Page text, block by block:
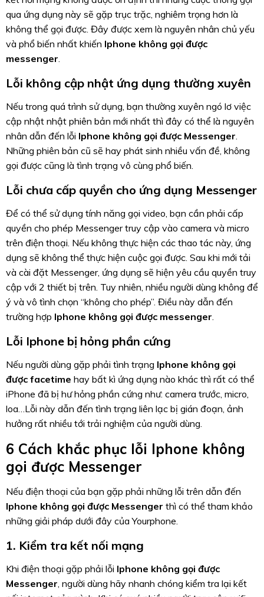
qua ứng dụng này sẽ gặp trục trặc, nghiêm trọng hơn là
không thể gọi được. Đây được xem là nguyên nhân chủ yếu
và phổ biến nhất khiến Iphone không gọi được
messenger.
Lỗi không cập nhật ứng dụng thường xuyên
Nếu trong quá trình sử dụng, bạn thường xuyên ngó lơ việc
cập nhật nhật phiên bản mới nhất thì đây có thể là nguyên
nhân dẫn đến lỗi Iphone không gọi được Messenger.
Những phiên bản cũ sẽ hay phát sinh nhiều vấn đề, không
gọi được cũng là tình trạng vô cùng phổ biến.
Lỗi chưa cấp quyền cho ứng dụng Messenger
Để có thể sử dụng tính năng gọi video, bạn cần phải cấp
quyền cho phép Messenger truy cập vào camera và micro
trên điện thoại. Nếu không thực hiện các thao tác này, ứng
dụng sẽ không thể thực hiện cuộc gọi được. Sau khi mới tải
và cài đặt Messenger, ứng dụng sẽ hiện yêu cầu quyền truy
cập với 2 thiết bị trên. Tuy nhiên, nhiều người dùng không để
ý và vô tình chọn “không cho phép”. Điều này dẫn đến
trường hợp Iphone không gọi được messenger.
Lỗi Iphone bị hỏng phần cứng
Nếu người dùng gặp phải tình trạng Iphone không gọi
được facetime hay bất kì ứng dụng nào khác thì rất có thể
iPhone đã bị hư hỏng phần cứng như: camera trước, micro,
loa…Lỗi này dẫn đến tình trạng liên lạc bị gián đoạn, ảnh
hưởng rất nhiều tới trải nghiệm của người dùng.
6 Cách khắc phục lỗi Iphone không
gọi được Messenger
Nếu điện thoại của bạn gặp phải những lỗi trên dẫn đến
Iphone không gọi được Messenger thì có thể tham khảo
những giải pháp dưới đây của Yourphone.
1. Kiểm tra kết nối mạng
Khi điện thoại gặp phải lỗi Iphone không gọi được
Messenger, người dùng hãy nhanh chóng kiểm tra lại kết